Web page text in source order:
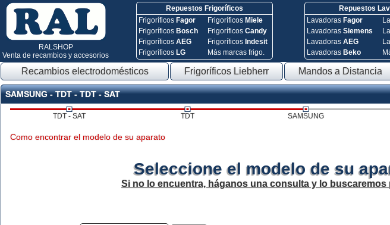
RALSHOP
Venta de recambios y accesorios
Repuestos Frigoríficos
Frigoríficos Fagor
Frigoríficos Bosch
FrigoríficosAEG
Frigoríficos LG
Frigoríficos Miele
FrigoríficosCandy
Frigoríficos Indesit
Más marcas frigo.
Repuestos
Lavadoras Fagor
Lavadoras Siemens
Lavadoras AEG
Lavadoras Beko
Recambios electrodomésticos Frigoríficos Liebherr Mandos a Distancia
SAMSUNG - TDT - TDT - SAT
TDT - SAT TDT SAMSUNG
Como encontrar el modelo de su aparato
Seleccione el modelo de su
Si no lo encuentra, háganos una consulta y lo buscaremos